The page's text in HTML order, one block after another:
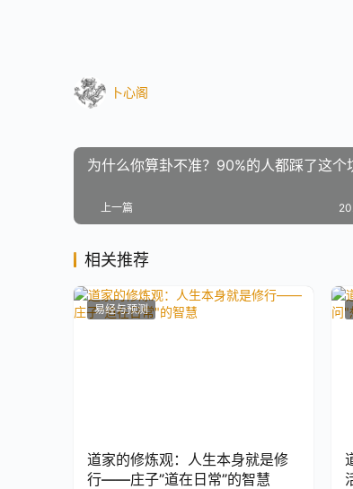
卜心阁
为什么你算卦不准？90%的人都踩了这个
上一篇
相关推荐
易经与预测
道家的修炼观：人生本身就是修
行——庄子”道在日常”的智慧